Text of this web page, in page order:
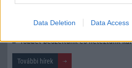
Data Deletion Data Access
Itt a Telenor karácsonyi ajánlata
Aktiváld a Telenor ajándék 100GB-
Többet beszéltünk és neteztünk
További hírek